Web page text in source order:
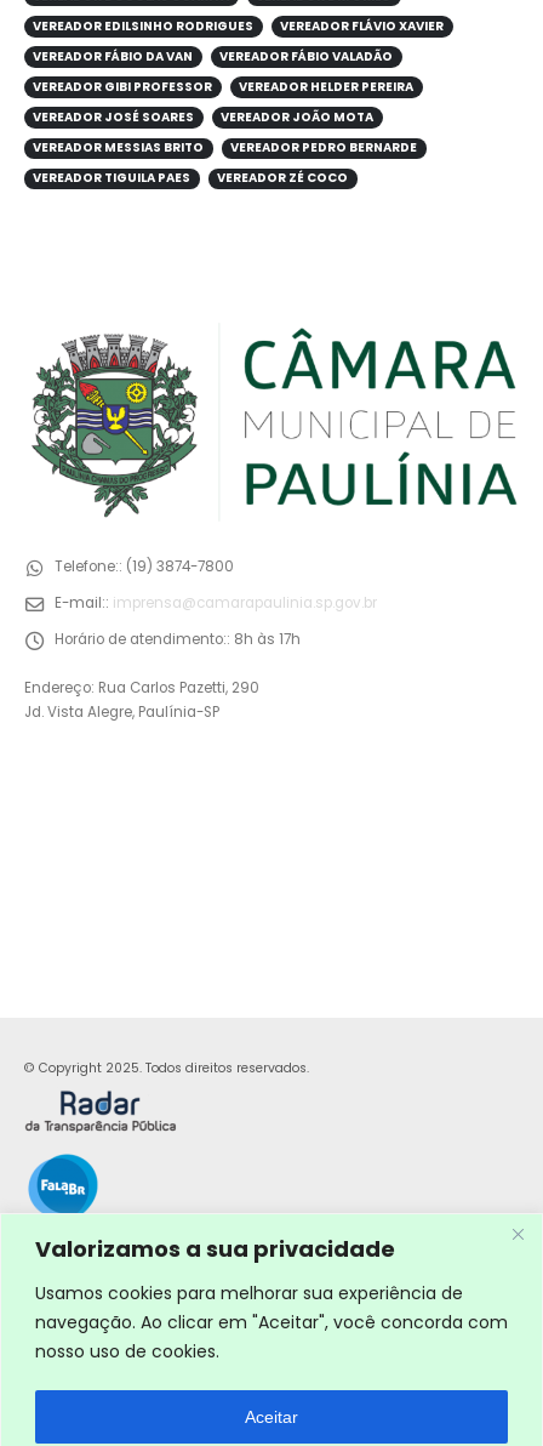
Valorizamos a sua privacidade
Usamos cookies para melhorar sua experiência de
navegação. Ao clicar em "Aceitar", você concorda com
nosso uso de cookies.
Aceitar
VEREADOR EDILSINHO RODRIGUES
VEREADOR FLÁVIO XAVIER
VEREADOR FÁBIO DA VAN
VEREADOR FÁBIO VALADÃO
VEREADOR GIBI PROFESSOR
VEREADOR HELDER PEREIRA
VEREADOR JOSÉ SOARES
VEREADOR JOÃO MOTA
VEREADOR MESSIAS BRITO
VEREADOR PEDRO BERNARDE
VEREADOR TIGUILA PAES
VEREADOR ZÉ COCO
Telefone:: (19) 3874-7800
E-mail:: imprensa@camarapaulinia.sp.gov.br
Horário de atendimento:: 8h às 17h
Endereço: Rua Carlos Pazetti, 290
Jd. Vista Alegre, Paulínia-SP
© Copyright 2025. Todos direitos reservados.